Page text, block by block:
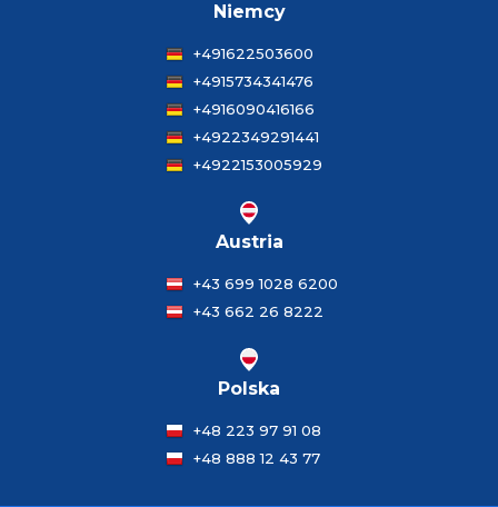
Niemcy
+491622503600
+4915734341476
+4916090416166
+4922349291441
+4922153005929
Austria
+43 699 1028 6200
+43 662 26 8222
Polska
+48 223 97 91 08
+48 888 12 43 77